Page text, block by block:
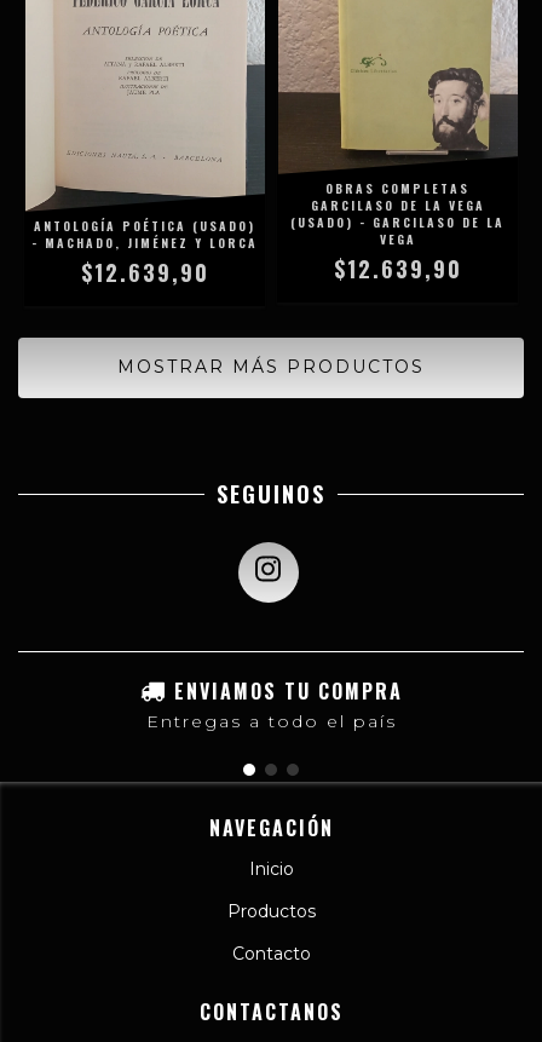
ANTOLOGÍA POÉTICA (USADO)
- MACHADO, JIMÉNEZ Y LORCA
$12.639,90
OBRAS COMPLETAS
GARCILASO DE LA VEGA
(USADO) - GARCILASO DE LA
VEGA
$12.639,90
MOSTRAR MÁS PRODUCTOS
SEGUINOS
ENVIAMOS TU COMPRA
Entregas a todo el país
NAVEGACIÓN
Inicio
Productos
Contacto
CONTACTANOS